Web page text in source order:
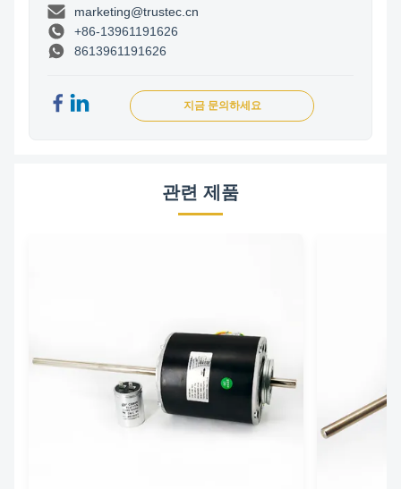
marketing@trustec.cn
+86-13961191626
8613961191626
지금 문의하세요
관련 제품